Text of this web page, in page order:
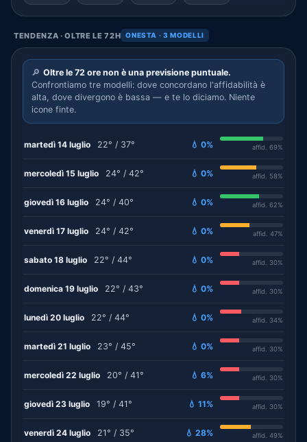
TENDENZA · OLTRE LE 72H ONESTA · 3 MODELLI
🔎 Oltre le 72 ore non è una previsione puntuale.
Confrontiamo tre modelli: dove concordano l'affidabilità è
alta, dove divergono è bassa — e te lo diciamo. Niente
icone finte.
martedì 14 luglio 22° / 37° 💧 0% affid. 69%
mercoledì 15 luglio 24° / 42° 💧 0% affid. 58%
giovedì 16 luglio 24° / 40° 💧 0% affid. 62%
venerdì 17 luglio 24° / 42° 💧 0% affid. 47%
sabato 18 luglio 22° / 44° 💧 0% affid. 30%
domenica 19 luglio 22° / 43° 💧 0% affid. 30%
lunedì 20 luglio 22° / 44° 💧 0% affid. 34%
martedì 21 luglio 23° / 45° 💧 0% affid. 30%
mercoledì 22 luglio 20° / 41° 💧 6% affid. 30%
giovedì 23 luglio 19° / 41° 💧 11% affid. 30%
venerdì 24 luglio 21° / 35° 💧 28% affid. 49%